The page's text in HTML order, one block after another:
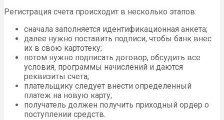
Регистрация счета происходит в несколько этапов:
сначала заполняется идентификационная анкета;
далее нужно поставить подписи, чтобы банк внес
их в свою картотеку;
потом нужно подписать договор, обсудить все
условия, программы начислений и даются
реквизиты счета;
плательщику следует внести определенный
платеж на новую карту;
получатель должен получить приходный ордер о
поступлении средств.